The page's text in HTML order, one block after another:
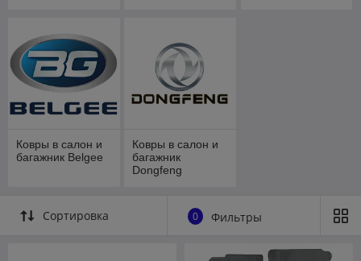
Ковры в салон и
багажник Belgee
Ковры в салон и
багажник
Dongfeng
Сортировка 0 Фильтры